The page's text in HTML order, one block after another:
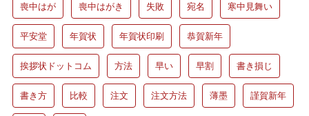
喪中はが 喪中はがき 失敗 宛名 寒中見舞い
平安堂 年賀状 年賀状印刷 恭賀新年
挨拶状ドットコム 方法 早い 早割 書き損じ
書き方 比較 注文 注文方法 薄墨 謹賀新年